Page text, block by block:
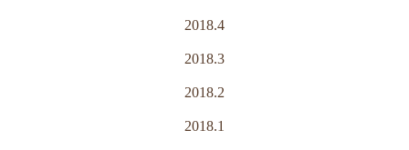
2018.4
2018.3
2018.2
2018.1